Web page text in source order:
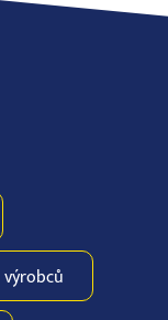
výrobců